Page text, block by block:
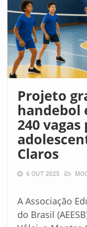
Projeto
handebol
240
Claros
6 OUT 2025
A Associação
do Brasil